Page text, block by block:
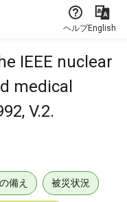
ヘルプEnglish
IEEE nuclear
medical
V.2.
備え 被災状況